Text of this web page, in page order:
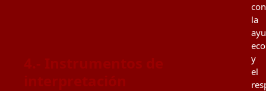
con
la
y
el